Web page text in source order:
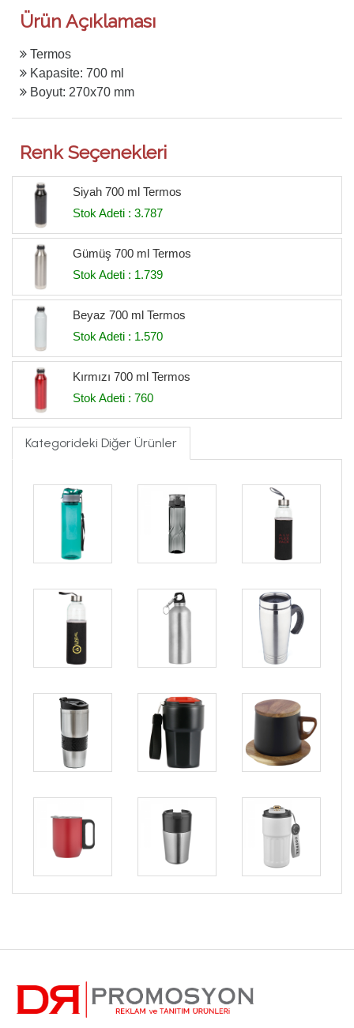
Ürün Açıklaması
Termos
Kapasite: 700 ml
Boyut: 270x70 mm
Renk Seçenekleri
Siyah 700 ml Termos
Stok Adeti : 3.787
Gümüş 700 ml Termos
Stok Adeti : 1.739
Beyaz 700 ml Termos
Stok Adeti : 1.570
Kırmızı 700 ml Termos
Stok Adeti : 760
Kategorideki Diğer Ürünler